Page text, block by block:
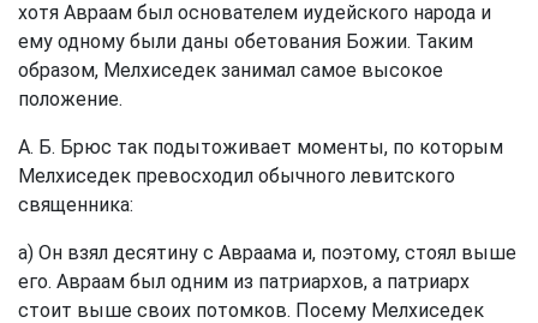
хотя Авраам был основателем иудейского народа и
ему одному были даны обетования Божии. Таким
образом, Мелхиседек занимал самое высокое
положение.
А. Б. Брюс так подытоживает моменты, по которым
Мелхиседек превосходил обычного левитского
священника:
а) Он взял десятину с Авраама и, поэтому, стоял выше
его. Авраам был одним из патриархов, а патриарх
стоит выше своих потомков. Посему Мелхиседек